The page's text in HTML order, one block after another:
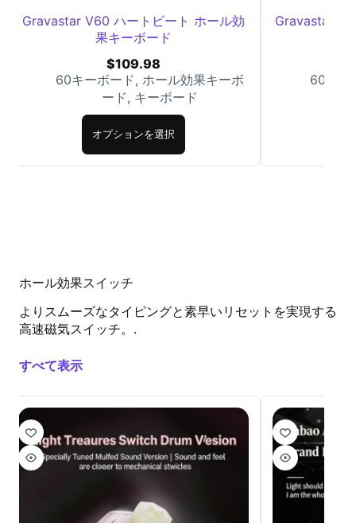
Gravastar V60 ハートビート ホール効
果キーボード
$109.98
60キーボード, ホール効果キーボ
ード, キーボード
オプションを選択
Gravastar
60キー
ホール効果スイッチ
よりスムーズなタイピングと素早いリセットを実現する
高速磁気スイッチ。.
すべて表示